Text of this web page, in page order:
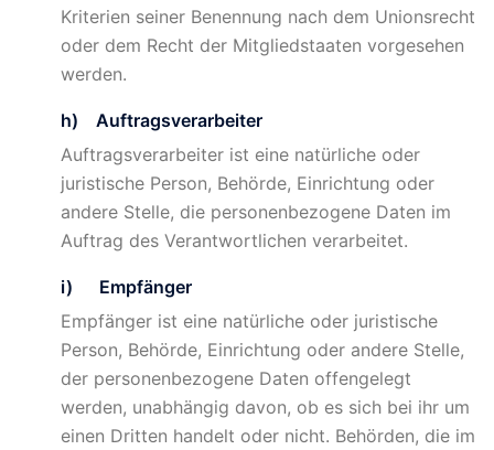
Kriterien seiner Benennung nach dem Unionsrecht
oder dem Recht der Mitgliedstaaten vorgesehen
werden.
h) Auftragsverarbeiter
Auftragsverarbeiter ist eine natürliche oder
juristische Person, Behörde, Einrichtung oder
andere Stelle, die personenbezogene Daten im
Auftrag des Verantwortlichen verarbeitet.
i) Empfänger
Empfänger ist eine natürliche oder juristische
Person, Behörde, Einrichtung oder andere Stelle,
der personenbezogene Daten offengelegt
werden, unabhängig davon, ob es sich bei ihr um
einen Dritten handelt oder nicht. Behörden, die im